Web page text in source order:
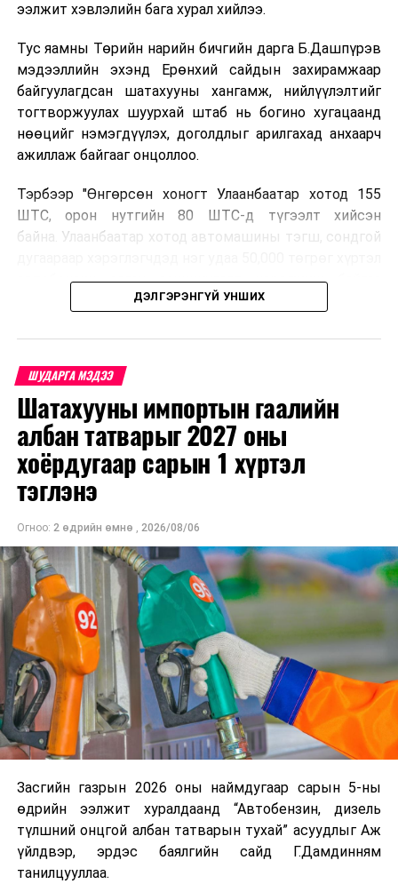
ээлжит хэвлэлийн бага хурал хийлээ.
Тус яамны Төрийн нарийн бичгийн дарга Б.Дашпүрэв
мэдээллийн эхэнд Ерөнхий сайдын захирамжаар
байгуулагдсан шатахууны хангамж, нийлүүлэлтийг
тогтворжуулах шуурхай штаб нь богино хугацаанд
нөөцийг нэмэгдүүлэх, доголдлыг арилгахад анхаарч
ажиллаж байгааг онцоллоо.
Тэрбээр "Өнгөрсөн хоногт Улаанбаатар хотод 155
ШТС, орон нутгийн 80 ШТС-д түгээлт хийсэн
байна. Улаанбаатар хотод автомашины тэгш, сондгой
автобензин олгох зохицуулалт хэрэгжиж байгаа
бөгөөд зөөврийн саванд олгохгүй. Энэ нь аюулгүй
сэргийлж буй юм. Орон нутгийн иргэд намрын ургац
хураалт, хадлантай холбоотой ШТС-уудаар зөөврийн
саваар автобензин авч болно. Улаанбаатар хотод
автомашины тэгш, сондгой дугаараар хэрэглэгчдэд
нэг удаа 50,000 төгрөг хүртэл автобензин олгох
зохицуулалт энэ сарын 15-ны өдрийг хүртэл
үргэлжлэх бөгөөд энэ үед нөөцийг хэвийн болгох,
хэвийн горимоор ажлаа үргэлжүүлнэ гэж найдаж
нийлүүлэлтийг тогтворжуулах хүрээнд бусад эх
үүсвэрийг нэмэгдүүлэх чиглэлд анхаарч байна.
Замын-Үүд боомтоор 2000 тонн дизель түлш орж
ирсэн бөгөөд шилжүүлэн ачих ажиллагаа хийгдэж
байна" гэлээ
гэж Аж үйлдвэр, эрдэс баялгийн яамнаас
мэдээллээ.
ДЭЛГЭРЭНГҮЙ УНШИХ
ШУДАРГА МЭДЭЭ
Шатахууны импортын гаалийн
албан татварыг 2027 оны
хоёрдугаар сарын 1 хүртэл
тэглэнэ
Огноо: 2 өдрийн өмнө , 2026/08/06
Засгийн газрын 2026 оны наймдугаар сарын 5-ны
өдрийн ээлжит хуралдаанд “Автобензин, дизель
түлшний онцгой албан татварын тухай” асуудлыг Аж
үйлдвэр, эрдэс баялгийн сайд Г.Дамдинням
танилцууллаа.